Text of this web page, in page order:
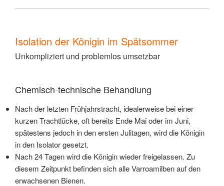
Isolation der Königin im Spätsommer
Unkompliziert und problemlos umsetzbar
Chemisch-technische Behandlung
Nach der letzten Frühjahrstracht, idealerweise bei einer
kurzen Trachtlücke, oft bereits Ende Mai oder im Juni,
spätestens jedoch in den ersten Julitagen, wird die Königin
in den Isolator gesetzt.
Nach 24 Tagen wird die Königin wieder freigelassen. Zu
diesem Zeitpunkt befinden sich alle Varroamilben auf den
erwachsenen Bienen.